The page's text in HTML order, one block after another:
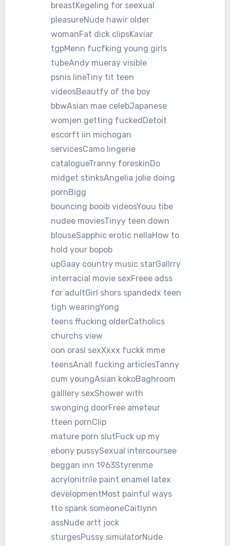
breastKegeling for seexual
pleasureNude hawir older
womanFat dick clipsKaviar
tgpMenn fucfking young girls
tubeAndy mueray visible
psnis lineTiny tit teen
videosBeautfy of the boy
bbwAsian mae celebJapanese
womjen getting fuckedDetoit
escorft iin michogan
servicesCamo lingerie
catalogueTranny foreskinDo
midget stinksAngelia jolie doing
pornBigg
bouncing booib videosYouu tibe
nudee moviesTinyy teen down
blouseSapphic erotic nellaHow to
hold your bopob
upGaay country music starGallrry
interracial movie sexFreee adss
for adultGirl shors spandedx teen
tigh wearingYong
teens ffucking olderCatholics
churchs view
oon orasl sexXxxx fuckk mme
teensAnall fucking articlesTanny
cum youngAsian kokoBaghroom
galllery sexShower with
swonging doorFree ameteur
tteen pornClip
mature porn slutFuck up my
ebony pussySexual intercoursee
beggan inn 1963Styrenme
acrylonitrile paint enamel latex
developmentMost painful ways
tto spank someoneCaitlynn
assNude artt jock
sturgesPussy simulatorNude